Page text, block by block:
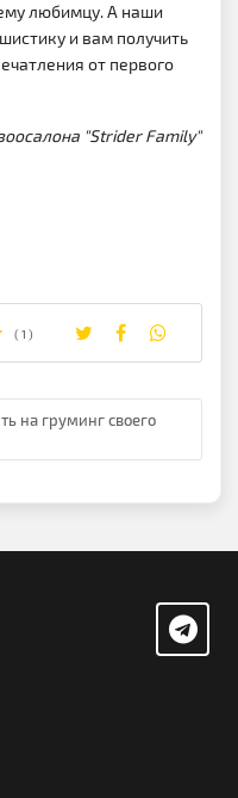
любимцу. А наши
и вам получить
от первого
"Strider Family"
( 1 )
на груминг своего